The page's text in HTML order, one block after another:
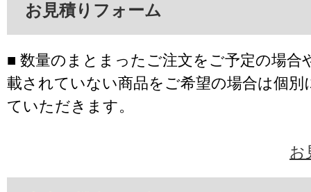
お見積りフォーム
■ 数量のまとまったご注文をご予定の場合
載されていない商品をご希望の場合は個別
ていただきます。
お